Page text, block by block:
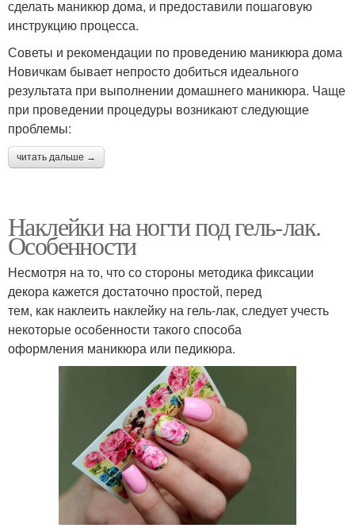
сделать маникюр дома, и предоставили пошаговую
инструкцию процесса.
Советы и рекомендации по проведению маникюра дома
Новичкам бывает непросто добиться идеального
результата при выполнении домашнего маникюра. Чаще
при проведении процедуры возникают следующие
проблемы:
читать дальше →
Наклейки на ногти под гель-лак.
Особенности
Несмотря на то, что со стороны методика фиксации
декора кажется достаточно простой, перед
тем, как наклеить наклейку на гель-лак, следует учесть
некоторые особенности такого способа
оформления маникюра или педикюра.